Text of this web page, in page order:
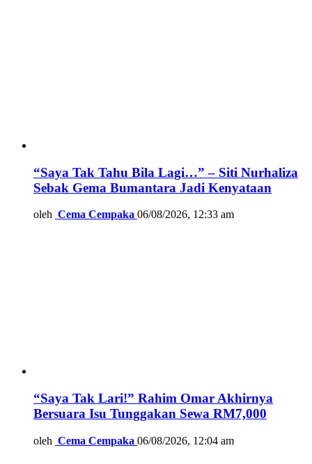
“Saya Tak Tahu Bila Lagi…” – Siti Nurhaliza
Sebak Gema Bumantara Jadi Kenyataan
oleh Cema Cempaka 06/08/2026, 12:33 am
“Saya Tak Lari!” Rahim Omar Akhirnya
Bersuara Isu Tunggakan Sewa RM7,000
oleh Cema Cempaka 06/08/2026, 12:04 am